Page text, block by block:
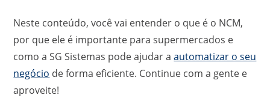
Neste conteúdo, você vai entender o que é o NCM,
por que ele é importante para supermercados e
como a SG Sistemas pode ajudar aautomatizar o seu
negócio de forma eficiente. Continue com a gente e
aproveite!